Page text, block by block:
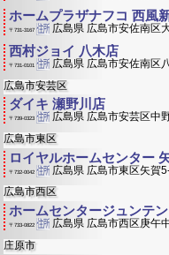
ホームプラザナフコ 西風
〒731-3167 広島県 広島市安佐南区
西村ジョイ 八木店
〒731-0101 広島県 広島市安佐南区
広島市安芸区
ダイキ 瀬野川店
〒739-0323 広島県 広島市安芸区中
広島市東区
ロイヤルホームセンター
〒732-0042 広島県 広島市東区矢賀
広島市西区
ホームセンタージュンテ
〒733-0822 広島県 広島市西区庚午
庄原市